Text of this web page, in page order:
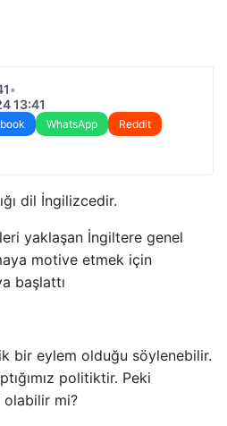
•
13:41
WhatsApp
Reddit
dil İngilizcedir.
yaklaşan İngiltere genel
motive etmek için
başlattı
bir eylem olduğu söylenebilir.
politiktir. Peki
olabilir mi?